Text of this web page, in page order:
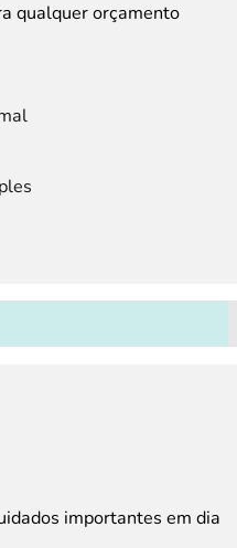
qualquer orçamento
importantes em dia